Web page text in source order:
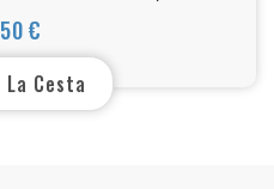
150-12
€
Precio
Cesta